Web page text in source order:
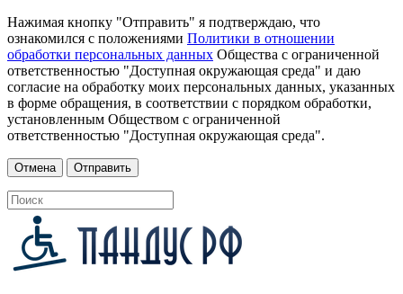
Нажимая кнопку "Отправить" я подтверждаю, что
ознакомился с положениями Политики в отношении
обработки персональных данных Общества с ограниченной
ответственностью "Доступная окружающая среда" и даю
согласие на обработку моих персональных данных, указанных
в форме обращения, в соответствии с порядком обработки,
установленным Обществом с ограниченной
ответственностью "Доступная окружающая среда".